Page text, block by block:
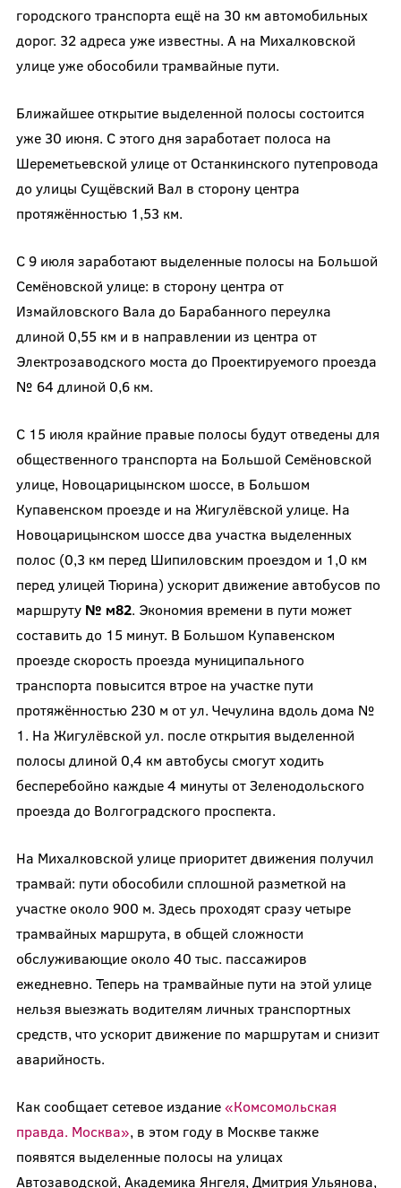
городского транспорта ещё на 30 км автомобильных
дорог. 32 адреса уже известны. А на Михалковской
улице уже обособили трамвайные пути.
Ближайшее открытие выделенной полосы состоится
уже 30 июня. С этого дня заработает полоса на
Шереметьевской улице от Останкинского путепровода
до улицы Сущёвский Вал в сторону центра
протяжённостью 1,53 км.
С 9 июля заработают выделенные полосы на Большой
Семёновской улице: в сторону центра от
Измайловского Вала до Барабанного переулка
длиной 0,55 км и в направлении из центра от
Электрозаводского моста до Проектируемого проезда
№ 64 длиной 0,6 км.
С 15 июля крайние правые полосы будут отведены для
общественного транспорта на Большой Семёновской
улице, Новоцарицынском шоссе, в Большом
Купавенском проезде и на Жигулёвской улице. На
Новоцарицынском шоссе два участка выделенных
полос (0,3 км перед Шипиловским проездом и 1,0 км
перед улицей Тюрина) ускорит движение автобусов по
маршруту № м82. Экономия времени в пути может
составить до 15 минут. В Большом Купавенском
проезде скорость проезда муниципального
транспорта повысится втрое на участке пути
протяжённостью 230 м от ул. Чечулина вдоль дома №
1. На Жигулёвской ул. после открытия выделенной
полосы длиной 0,4 км автобусы смогут ходить
бесперебойно каждые 4 минуты от Зеленодольского
проезда до Волгоградского проспекта.
На Михалковской улице приоритет движения получил
трамвай: пути обособили сплошной разметкой на
участке около 900 м. Здесь проходят сразу четыре
трамвайных маршрута, в общей сложности
обслуживающие около 40 тыс. пассажиров
ежедневно. Теперь на трамвайные пути на этой улице
нельзя выезжать водителям личных транспортных
средств, что ускорит движение по маршрутам и снизит
аварийность.
Как сообщает сетевое издание«Комсомольская
правда. Москва», в этом году в Москве также
появятся выделенные полосы на улицах
Автозаводской, Академика Янгеля, Дмитрия Ульянова,